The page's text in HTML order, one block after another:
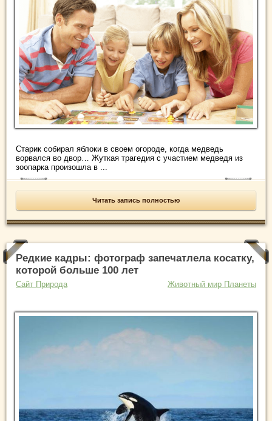
Старик собирал яблоки в своем огороде, когда медведь
ворвался во двор… Жуткая трагедия с участием медведя из
зоопарка произошла в ...
Читать запись полностью
Редкие кадры: фотограф запечатлела косатку,
которой больше 100 лет
Сайт Природа Животный мир Планеты